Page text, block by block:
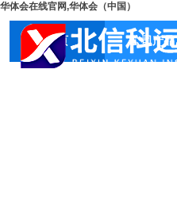
华体会在线官网,华体会（中国）
首页 公司产品